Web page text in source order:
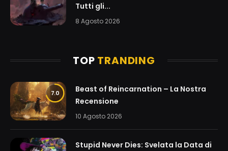
Tutti gli...
8 Agosto 2026
TOP TRANDING
7.0
Beast of Reincarnation – La Nostra
Recensione
10 Agosto 2026
Stupid Never Dies: Svelata la Data di